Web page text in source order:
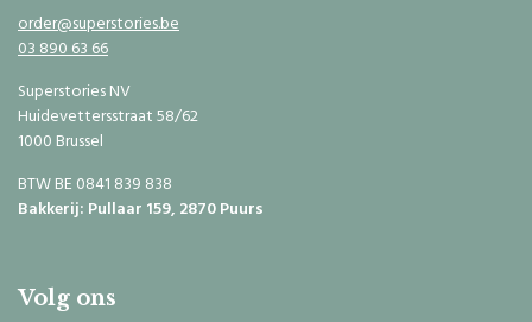
order@superstories.be
03 890 63 66
Superstories NV
Huidevettersstraat 58/62
1000 Brussel
BTW BE 0841 839 838
Bakkerij: Pullaar 159, 2870 Puurs
Volg ons